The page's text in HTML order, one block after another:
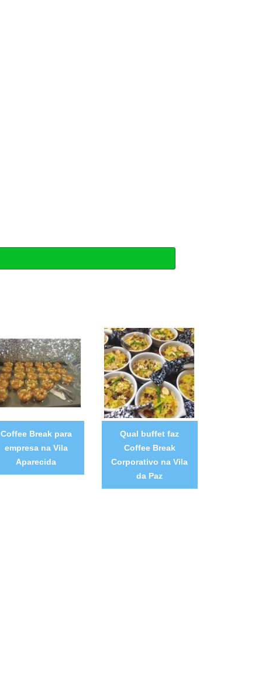
Coffee Break para
empresa na Vila
Aparecida
Qual buffet faz
Coffee Break
Corporativo na Vila
da Paz